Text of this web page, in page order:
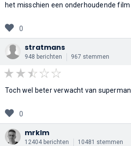
het misschien een onderhoudende film
0
stratmans
948 berichten 967 stemmen
Toch wel beter verwacht van superman
0
mrklm
12404 berichten 10481 stemmen